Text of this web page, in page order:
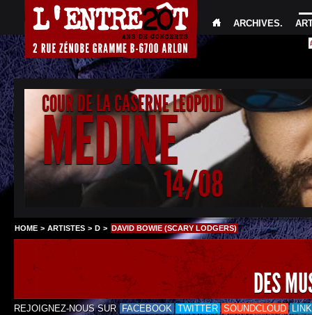
ARCHIVES.
COUR DE LA CASERNE LEOPOLD
MEDINE
14/08
HOME > ARTISTES > D > DAVID BOWIE (SCARY LODGERS)
DES
REJOIGNEZ-NOUS SUR FACEBOOK TWITTER SOUNDCLOUD